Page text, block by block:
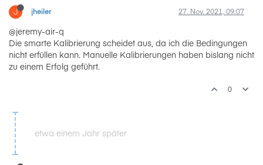
J jheiler 27. Nov. 2021, 09:07
@jeremy-air-q
Die smarte Kalibrierung scheidet aus, da ich die Bedingungen
nicht erfüllen kann. Manuelle Kalibrierungen haben bislang nicht
zu einem Erfolg geführt.
0
etwa einem Jahr später